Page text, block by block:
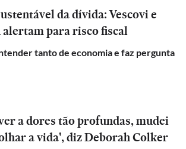
da dívida: Vescovi e
para risco fiscal
tanto de economia e faz pergunta
a dores tão profundas, mudei
a vida', diz Deborah Colker